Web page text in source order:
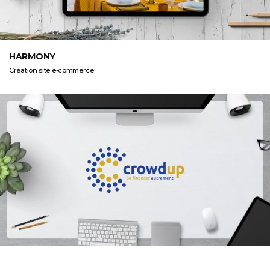
HARMONY
Création site e-commerce